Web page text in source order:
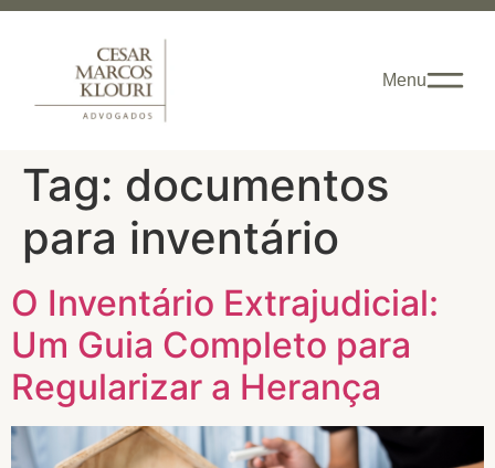
Menu
Tag: documentos
para inventário
O Inventário Extrajudicial:
Um Guia Completo para
Regularizar a Herança